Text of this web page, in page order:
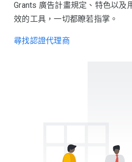
Grants 廣告計畫規定、特色以及
效的工具，一切都瞭若指掌。
尋找認證代理商